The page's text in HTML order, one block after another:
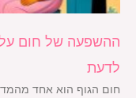
ההשפעה של חום על
לדעת
חום הגוף הוא אחד